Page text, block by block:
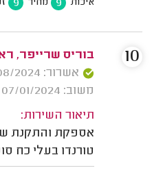
איכות 9 מחיר 9
בוריס שרייפר,
אשרור: 10/08/2024
משוב: 07/01/2024
תיאור השירות:
אספקת והתקנת
טורנדו בעלי כח סוס
10